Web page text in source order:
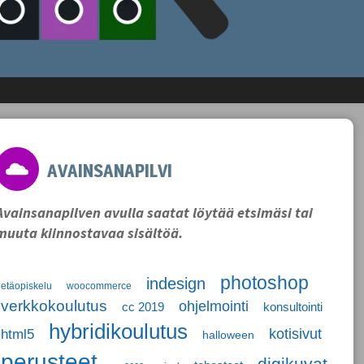
AVAINSANAPILVI
avulla saatat löytää etsimäsi tai
kiinnostavaa sisältöä.
etäopiskelu woocommerce indesign photoshop
verkkokoulutus cc 2019 ohjelmointi konsultointi
html5 hybridikoulutus halloween kotisivut